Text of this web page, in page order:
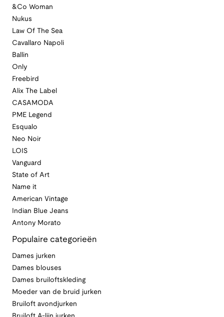
&Co Woman
Nukus
Law Of The Sea
Cavallaro Napoli
Ballin
Only
Freebird
Alix The Label
CASAMODA
PME Legend
Esqualo
Neo Noir
LOIS
Vanguard
State of Art
Name it
American Vintage
Indian Blue Jeans
Antony Morato
Populaire categorieën
Dames jurken
Dames blouses
Dames bruiloftskleding
Moeder van de bruid jurken
Bruiloft avondjurken